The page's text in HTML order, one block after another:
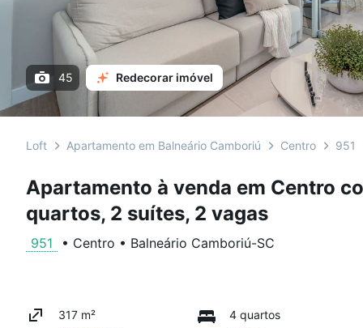
45 Redecorar imóvel
Loft Apartamento em Balneário Camboriú Centro 951
Apartamento à venda em Centro
quartos, 2 suítes, 2 vagas
951 • Centro • Balneário Camboriú-SC
317 m² 4 quartos